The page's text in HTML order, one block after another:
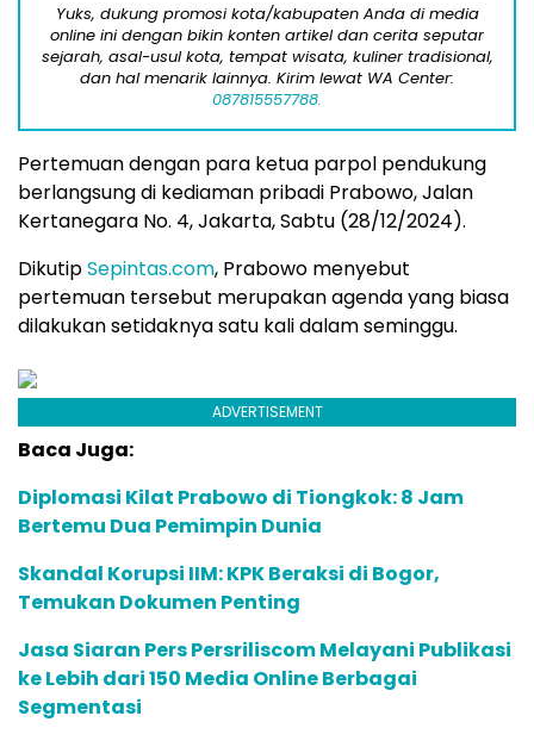
Yuks, dukung promosi kota/kabupaten Anda di media
online ini dengan bikin konten artikel dan cerita seputar
sejarah, asal-usul kota, tempat wisata, kuliner tradisional,
dan hal menarik lainnya. Kirim lewat WA Center:
087815557788.
Pertemuan dengan para ketua parpol pendukung
berlangsung di kediaman pribadi Prabowo, Jalan
Kertanegara No. 4, Jakarta, Sabtu (28/12/2024).
DikutipSepintas.com, Prabowo menyebut
pertemuan tersebut merupakan agenda yang biasa
dilakukan setidaknya satu kali dalam seminggu.
ADVERTISEMENT
Baca Juga:
Diplomasi Kilat Prabowo di Tiongkok: 8 Jam
Bertemu Dua Pemimpin Dunia
Skandal Korupsi IIM: KPK Beraksi di Bogor,
Temukan Dokumen Penting
Jasa Siaran Pers Persriliscom Melayani Publikasi
ke Lebih dari 150 Media Online Berbagai
Segmentasi